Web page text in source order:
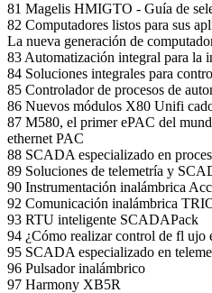
81 Magelis HMIGTO - Guía de
82 Computadores listos para sus
La nueva generación de
83 Automatización integral para la
84 Soluciones integrales para
85 Controlador de procesos de
86 Nuevos módulos X80 Unifi
87 M580, el primer ePAC del
ethernet PAC
88 SCADA especializado en
89 Soluciones de telemetría y
90 Instrumentación inalámbrica
92 Comunicación inalámbrica
93 RTU inteligente SCADAPack
94 ¿Cómo realizar control de fl ujo
95 SCADA especializado en
96 Pulsador inalámbrico
97 Harmony XB5R